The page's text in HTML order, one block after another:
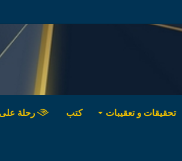
تحقيقات و تعقيبات كتب رحلة